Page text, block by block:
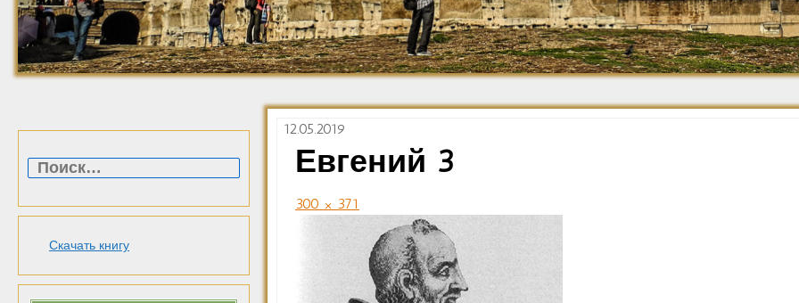
Средневековье
Возрождение и
Барокко
Скачать книгу
12.05.2019
Евгений 3
300 × 371